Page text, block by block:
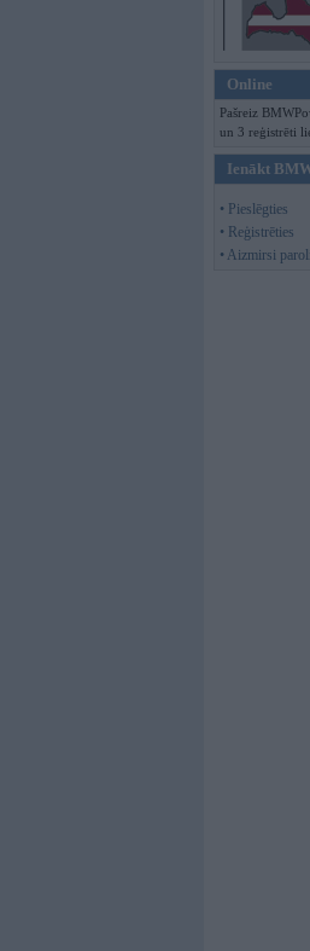
Online
Pašreiz
un 3 reģistrēti
Ienākt
• Pieslēgties
• Reģistrēties
• Aizmirsi